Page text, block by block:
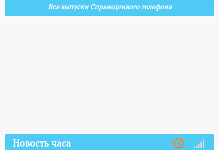
Все выпуски Справедливого телефона
Новость часа